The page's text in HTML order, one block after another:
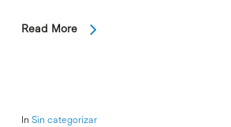
Read More
In Sin categorizar